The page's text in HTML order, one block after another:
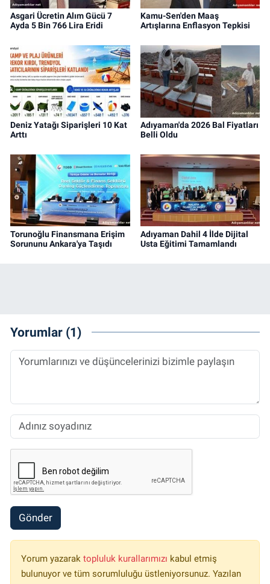
Asgari Ücretin Alım Gücü 7
Ayda 5 Bin 766 Lira Eridi
Kamu-Sen'den Maaş
Artışlarına Enflasyon Tepkisi
Deniz Yatağı Siparişleri 10 Kat
Arttı
Adıyaman'da 2026 Bal Fiyatları
Belli Oldu
Torunoğlu Finansmana Erişim
Sorununu Ankara'ya Taşıdı
Adıyaman Dahil 4 İlde Dijital
Usta Eğitimi Tamamlandı
Yorumlar (1)
Gönder
Yorum yazarak topluluk kurallarımızı kabul etmiş
bulunuyor ve tüm sorumluluğu üstleniyorsunuz. Yazılan